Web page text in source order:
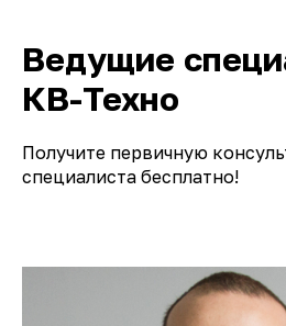
Ведущие
КВ-Техно
Получите первичную
специалиста бесплатно!